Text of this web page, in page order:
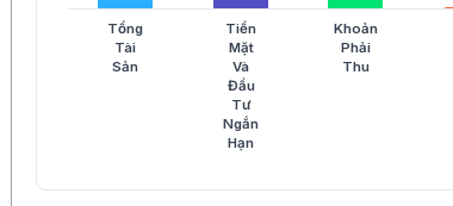
Tổng
Tài
Sản
Tiền
Mặt
Và
Đầu
Tư
Ngắn
Hạn
Khoản
Phải
Thu